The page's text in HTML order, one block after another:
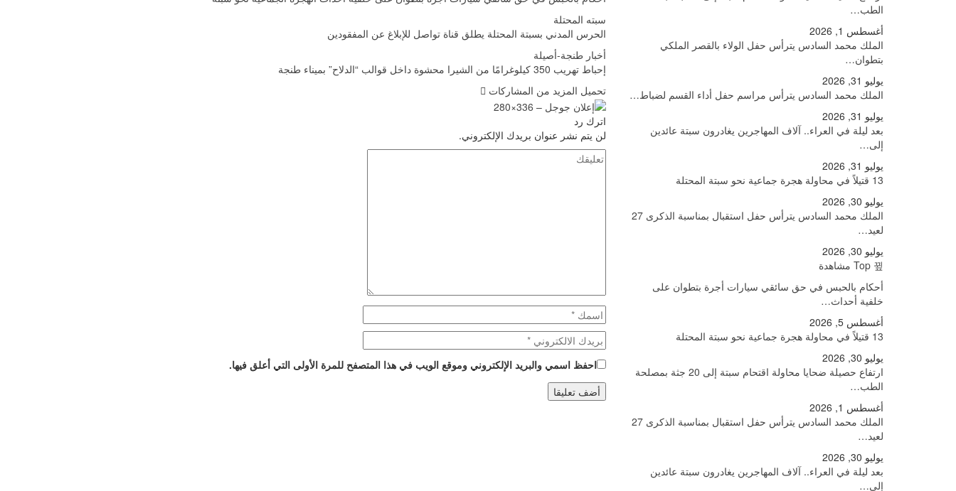
سبته المحتلة
الحرس المدني بسبتة المحتلة يطلق قناة تواصل للإبلاغ عن المفقودين
أخبار طنجة-أصيلة
إحباط تهريب 350 كيلوغرامًا من الشيرا محشوة داخل قوالب “الدلاح” بميناء طنجة
تحميل المزيد من المشاركات
اترك رد
لن يتم نشر عنوان بريدك الإلكتروني.
احفظ اسمي والبريد الإلكتروني وموقع الويب في هذا المتصفح للمرة الأولى التي أعلق فيها.
الطب…
أغسطس 1, 2026
الملك محمد السادس يترأس حفل الولاء بالقصر الملكي
بتطوان…
يوليو 31, 2026
الملك محمد السادس يترأس مراسم حفل أداء القسم لضباط…
يوليو 31, 2026
بعد ليلة في العراء.. آلاف المهاجرين يغادرون سبتة عائدين
إلى…
يوليو 31, 2026
13 قتيلاً في محاولة هجرة جماعية نحو سبتة المحتلة
يوليو 30, 2026
الملك محمد السادس يترأس حفل استقبال بمناسبة الذكرى 27
لعيد…
يوليو 30, 2026
أحكام بالحبس في حق سائقي سيارات أجرة بتطوان على
خلفية أحداث…
أغسطس 5, 2026
13 قتيلاً في محاولة هجرة جماعية نحو سبتة المحتلة
يوليو 30, 2026
ارتفاع حصيلة ضحايا محاولة اقتحام سبتة إلى 20 جثة بمصلحة
الطب…
أغسطس 1, 2026
الملك محمد السادس يترأس حفل استقبال بمناسبة الذكرى 27
لعيد…
يوليو 30, 2026
بعد ليلة في العراء.. آلاف المهاجرين يغادرون سبتة عائدين
إلى…